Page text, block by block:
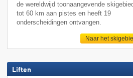
de wereldwijd toonaangevende
tot 60 km aan pistes en heeft 19
onderscheidingen ontvangen.
Naar het
Liften